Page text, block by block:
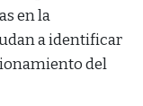
en la
a identificar
del